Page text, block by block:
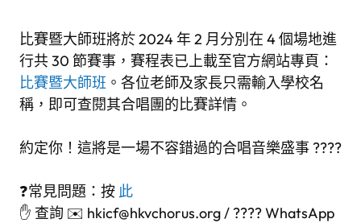
比賽暨大師班將於 2024 年 2 月分別在 4 個場地進
行共 30 節賽事，賽程表已上載至官方網站專頁：
比賽暨大師班 。各位老師及家長只需輸入學校名
稱，即可查閱其合唱團的比賽詳情。
約定你！這將是一場不容錯過的合唱音樂盛事 ????
❓常見問題： 按 此
✋ 查詢 ✉️ hkicf@hkvchorus.org/ ???? WhatsApp